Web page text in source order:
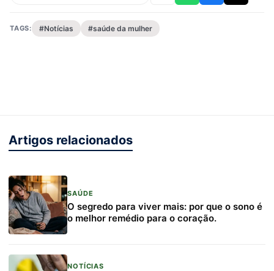
TAGS: #Notícias #saúde da mulher
Artigos relacionados
SAÚDE
O segredo para viver mais: por que o sono é
o melhor remédio para o coração.
NOTÍCIAS